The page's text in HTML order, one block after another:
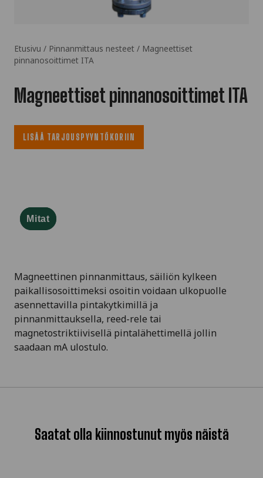
Etusivu / Pinnanmittaus nesteet / Magneettiset
pinnanosoittimet ITA
Magneettiset pinnanosoittimet ITA
LISÄÄ TARJOUSPYYNTÖKORIIN
Mitat
Magneettinen pinnanmittaus, säiliön kylkeen
paikallisosoittimeksi osoitin voidaan ulkopuolle
asennettavilla pintakytkimillä ja
pinnanmittauksella, reed-rele tai
magnetostriktiivisellä pintalähettimellä jollin
saadaan mA ulostulo.
Saatat olla kiinnostunut myös näistä